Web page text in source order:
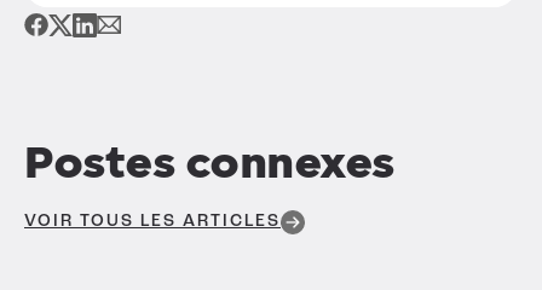
Postes connexes
VOIR TOUS LES ARTICLES